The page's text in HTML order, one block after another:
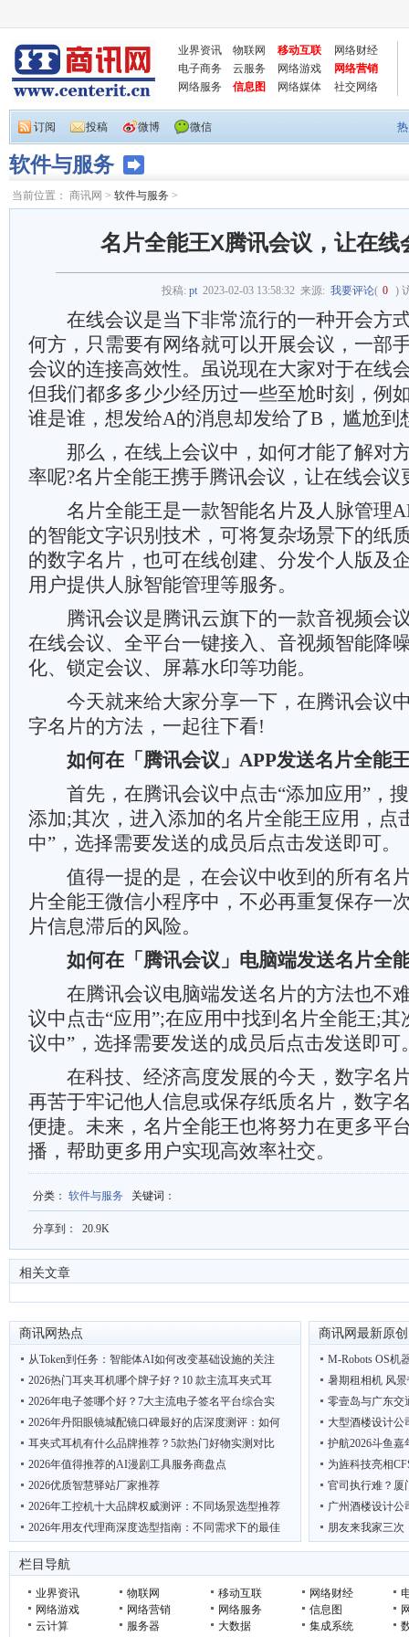
业界资讯 物联网 移动互联
网络财经
电子商务
云服务 网络游戏
网络营销
网络服务
信息图 网络媒体 社交网络
订阅 投稿 微博 微信
软件与服务
当前位置： 商讯网 > 软件与服务 >
名片全能王X腾讯会议，让在线
投稿: pt 2023-02-03 13:58:32 来源: 我要评论( 0 )
在线会议是当下非常流行的一种开会方
何方，只需要有网络就可以开展会议，一部
会议的连接高效性。虽说现在大家对于在线
但我们都多多少少经历过一些至尬时刻，例
谁是谁，想发给A的消息却发给了B，尴尬
那么，在线上会议中，如何才能了解对
率呢?名片全能王携手腾讯会议，让在线会议
名片全能王是一款智能名片及人脉管理
的智能文字识别技术，可将复杂场景下的纸
的数字名片，也可在线创建、分发个人版及
用户提供人脉智能管理等服务。
腾讯会议是腾讯云旗下的一款音视频会
在线会议、全平台一键接入、音视频智能降
化、锁定会议、屏幕水印等功能。
今天就来给大家分享一下，在腾讯会议
字名片的方法，一起往下看!
如何在「腾讯会议」APP发送名片全能
首先，在腾讯会议中点击“添加应用”，搜
添加;其次，进入添加的名片全能王应用，点
中”，选择需要发送的成员后点击发送即可。
值得一提的是，在会议中收到的所有名
片全能王微信小程序中，不必再重复保存一
片信息滞后的风险。
如何在「腾讯会议」电脑端发送名片全
在腾讯会议电脑端发送名片的方法也不
议中点击“应用”;在应用中找到名片全能王;其
议中”，选择需要发送的成员后点击发送即可
在科技、经济高度发展的今天，数字名
再苦于牢记他人信息或保存纸质名片，数字
便捷。未来，名片全能王也将努力在更多平
播，帮助更多用户实现高效率社交。
分类 ： 软件与服务 关键词 ：
分享到： 20.9K
相关文章
商讯网热点
从Token到任务：智能体AI如何改变基础设施的关注
2026热门耳夹耳机哪个牌子好？10 款主流耳夹式耳
2026年电子签哪个好？7大主流电子签名平台综合实
2026年丹阳眼镜城配镜口碑最好的店深度测评：如何
耳夹式耳机有什么品牌推荐？5款热门好物实测对比
2026年值得推荐的AI漫剧工具服务商盘点
2026优质智慧驿站厂家推荐
2026年工控机十大品牌权威测评：不同场景选型推荐
2026年用友代理商深度选型指南：不同需求下的最佳
热门耳夹式耳机测评：8款高性价比主流机型，总有
商讯网最新原创
M-Robots OS机
暑期租相机 风
零壹岛与广东交
大型酒楼设计公
护航2026斗鱼
为旌科技亮相
官司执行难？厦
广州酒楼设计公
朋友来我家三次
低碳先锋 绿动
栏目导航
业界资讯 物联网 移动互联 网络财经
网络游戏
网络营销 网络服务 信息图
云计算
服务器 大数据 集成系统